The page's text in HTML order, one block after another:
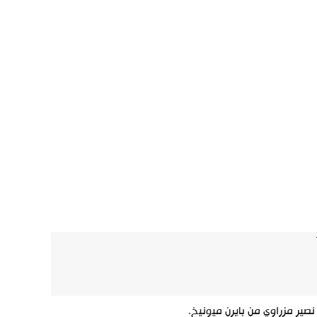
نصير مزراوي من بايرن ميونيخ.